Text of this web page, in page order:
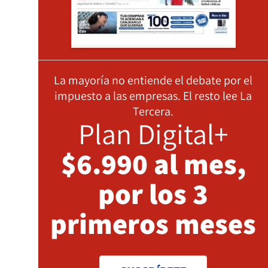
La mayoría no entiende el debate por el
impuesto a las empresas. El resto lee La
Tercera.
Plan Digital+
$6.990 al mes,
por los 3
primeros meses